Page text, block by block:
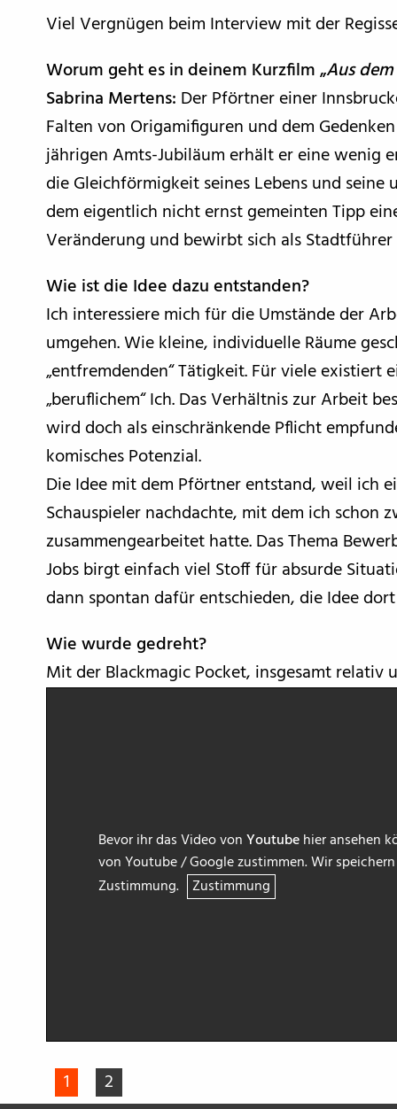
Viel Vergnügen beim Interview mit der
Worum geht es in deinem Kurzfilm „Aus
Sabrina Mertens: Der Pförtner einer
Falten von Origamifiguren und dem
jährigen Amts-Jubiläum erhält er eine wenig
die Gleichförmigkeit seines Lebens und seine
dem eigentlich nicht ernst gemeinten Tipp
Veränderung und bewirbt sich als
Wie ist die Idee dazu entstanden?
Ich interessiere mich für die Umstände der
umgehen. Wie kleine, individuelle Räume
„entfremdenden“ Tätigkeit. Für viele existiert
„beruflichem“ Ich. Das Verhältnis zur Arbeit
wird doch als einschränkende Pflicht
komisches Potenzial.
Die Idee mit dem Pförtner entstand, weil ich
Schauspieler nachdachte, mit dem ich schon
zusammengearbeitet hatte. Das Thema
Jobs birgt einfach viel Stoff für absurde
dann spontan dafür entschieden, die Idee
Wie wurde gedreht?
Mit der Blackmagic Pocket, insgesamt relativ
Bevor ihr das Video vonYoutubehier ansehen
von Youtube / Google zustimmen. Wir
Zustimmung. Zustimmung
1 2